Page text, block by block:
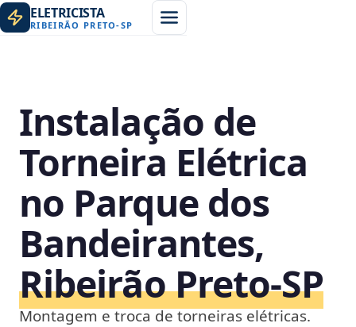
ELETRICISTA
RIBEIRÃO PRETO-SP
Instalação de
Torneira Elétrica
no Parque dos
Bandeirantes,
Ribeirão Preto‑SP
Montagem e troca de torneiras elétricas.